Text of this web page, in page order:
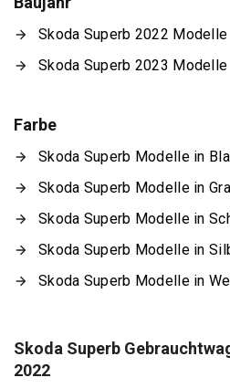
Skoda Superb 2022 Modelle
Skoda Superb 2023 Modelle
Farbe
Skoda Superb Modelle in
Skoda Superb Modelle in
Skoda Superb Modelle in
Skoda Superb Modelle in
Skoda Superb Modelle in
Skoda Superb
2022